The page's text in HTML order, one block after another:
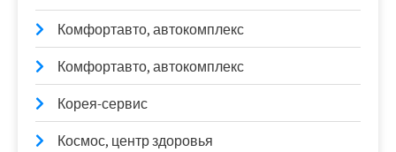
Комфортавто, автокомплекс
Комфортавто, автокомплекс
Корея-сервис
Космос, центр здоровья